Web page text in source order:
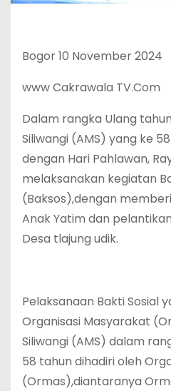
Bogor 10 November 2024
www Cakrawala TV.Com
Dalam rangka Ulang
Siliwangi (AMS) yang ke
dengan Hari Pahlawan,
melaksanakan kegiatan
(Baksos),dengan
Anak Yatim dan
Desa tlajung udik.
Pelaksanaan Bakti Sosial
Organisasi Masyarakat
Siliwangi (AMS) dalam
58 tahun dihadiri oleh
(Ormas),diantaranya